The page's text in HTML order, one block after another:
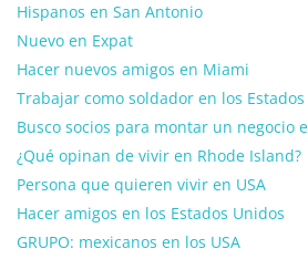
Hispanos en San Antonio
Nuevo en Expat
Hacer nuevos amigos en Miami
Trabajar como soldador en los
Busco socios para montar un negocio
¿Qué opinan de vivir en Rhode Island?
Persona que quieren vivir en USA
Hacer amigos en los Estados Unidos
GRUPO: mexicanos en los USA